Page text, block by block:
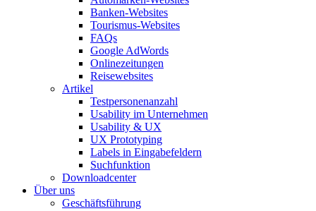
Banken-Websites
Tourismus-Websites
FAQs
Google AdWords
Onlinezeitungen
Reisewebsites
Artikel
Testpersonenanzahl
Usability im Unternehmen
Usability & UX
UX Prototyping
Labels in Eingabefeldern
Suchfunktion
Downloadcenter
Über uns
Geschäftsführung